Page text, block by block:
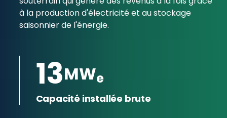
à la production d'électricité et au stockage
saisonnier de l'énergie.
13MWe
Capacité installée brute